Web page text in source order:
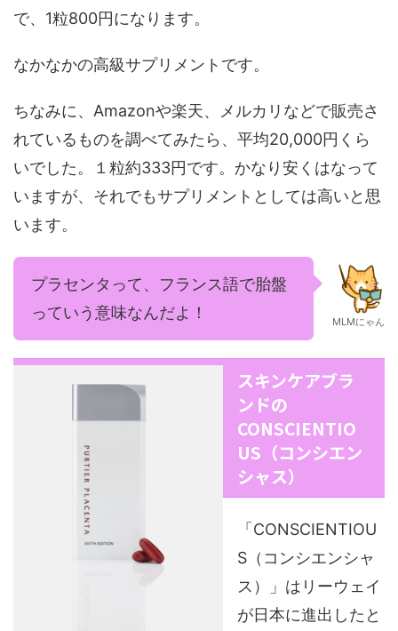
で、1粒800円になります。
なかなかの高級サプリメントです。
ちなみに、Amazonや楽天、メルカリなどで販売さ
れているものを調べてみたら、平均20,000円くら
いでした。１粒約333円です。かなり安くはなって
いますが、それでもサプリメントとしては高いと思
います。
プラセンタって、フランス語で胎盤
っていう意味なんだよ！
MLMにゃん
スキンケアブラ
ンドの
CONSCIENTIO
US（コンシエン
シャス）
「CONSCIENTIOU
S（コンシエンシャ
ス）」はリーウェイ
が日本に進出したと